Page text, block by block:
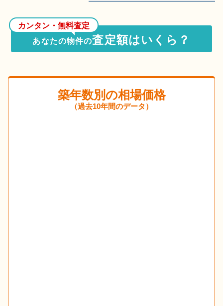
カンタン・無料査定
あなたの物件の査定額はいくら？
築年数別の相場価格
（過去10年間のデータ）